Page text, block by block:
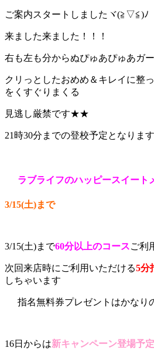
ご案内スタートしましたヾ(≧▽≦)ﾉ
来ました来ました！！！
右も左も分からぬぴゅあぴゅあガ
クリっとしたおめめ＆キレイに整
をくすぐりまくる
見逃し厳禁です★★
21時30分までの登校予定となりま
ラブライフのハッピースイート
3/15(土)まで
3/15(土)まで60分以上のコースご利
次回来店時にご利用いただける5分
しちゃいます
指名無料券プレゼントはかなり
16日からは新キャンペーン登場予定